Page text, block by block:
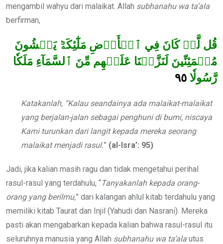
mengambil wahyu dari malaikat. Allah subhanahu wa ta’ala
berfirman,
قُل لَّوۡ كَانَ فِي ٱلۡأَرۡضِ مَلَٰٓئِكَةٞ يَمۡشُونَ
مُطۡمَئِنِّينَ لَنَزَّلۡنَا عَلَيۡهِم مِّنَ ٱلسَّمَآءِ مَلَكٗا
رَّسُولٗا ٩٥
Katakanlah, “Kalau seandainya ada malaikat-malaikat
yang berjalan-jalan sebagai penghuni di bumi, niscaya
Kami turunkan dari langit kepada mereka seorang
malaikat menjadi rasul.” (al-Isra’: 95)
Jadi, jika kalian masih ragu dan tidak mengetahui perihal
rasul-rasul yang terdahulu, “Tanyakanlah kepada orang-
orang yang berilmu,” dari kalangan ahlul kitab terdahulu yang
memiliki kitab Taurat dan Injil (Yahudi dan Nasrani). Mereka
pasti akan mengabarkan kepada kalian bahwa rasul-rasul itu
seluruhnya manusia yang Allah subhanahu wa ta’ala utus